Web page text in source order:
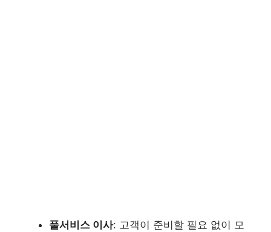
풀서비스 이사: 고객이 준비할 필요 없이 모